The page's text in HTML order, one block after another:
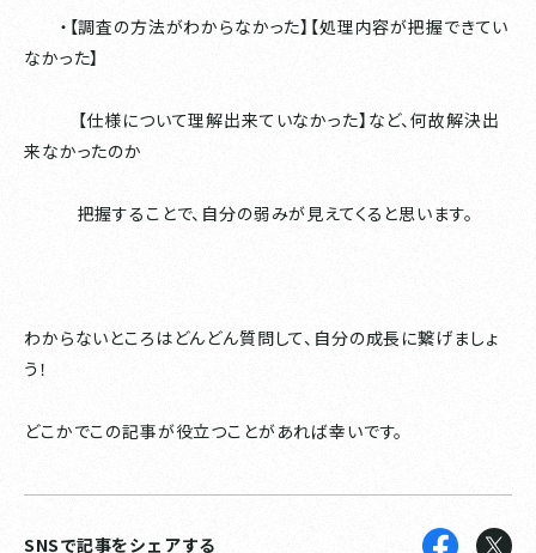
・【調査の方法がわからなかった】【処理内容が把握できてい
なかった】
【仕様について理解出来ていなかった】など、何故解決出
来なかったのか
把握することで、自分の弱みが見えてくると思います。
わからないところはどんどん質問して、自分の成長に繋げましょ
う！
どこかでこの記事が役立つことがあれば幸いです。
SNSで記事をシェアする